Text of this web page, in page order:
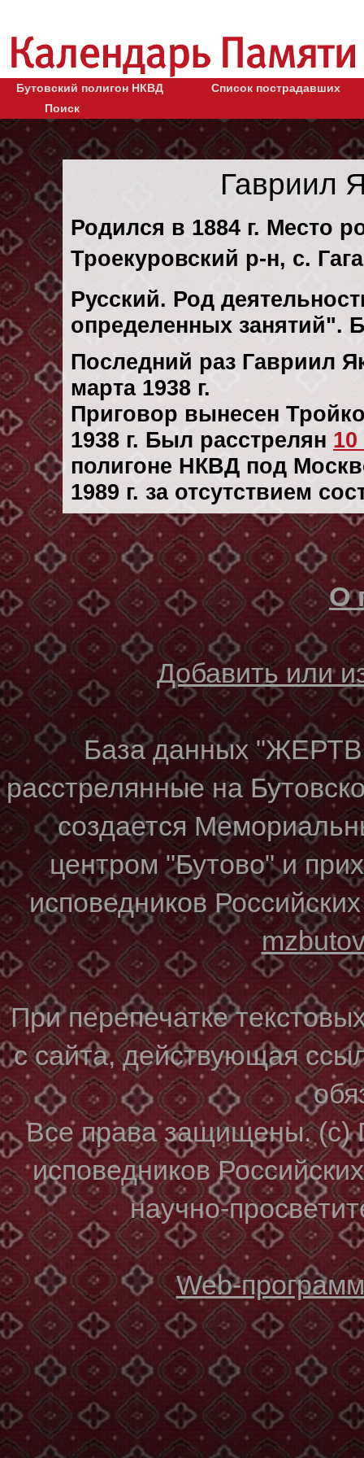
Бутовский полигон НКВД
Список пострадавших
Поиск
Гавриил
Родился в 1884 г. Место
Троекуровский р-н, с.
Русский. Род
определенных занятий".
Последний раз Гавриил
марта 1938 г.
Приговор вынесен
1938 г. Был расстрелян 10
полигоне НКВД под
1989 г. за отсутствием
О
Добавить или
База данных
расстрелянные на
создается
центром "Бутово" и
исповедников
При перепечатке
с сайта, действующая
Все права защищены. (с)
исповедников
научно-
Web-